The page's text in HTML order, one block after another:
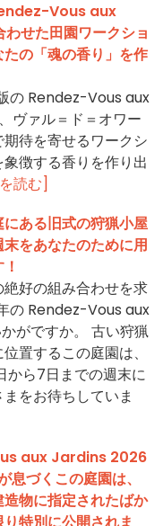
Vous aux
せた田園ワークショ
たの「魂の香り」を作
の Rendez-Vous aux
ヴァル＝ド＝オワー
待を寄せるワークシ
徴する香りを作り出
読む]
ある旧式の狩猟小屋
をあなたのために用
好の組み合わせを求
の Rendez-Vous aux
がですか。 古い狩猟
置するこの庭園は、
から7日までの週末に
をお待ちしていま
aux Jardins 2026
息づくこの庭園は、
物に指定されたばか